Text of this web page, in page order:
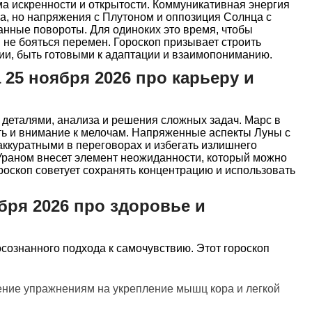
искренности и открытости. Коммуникативная энергия
но напряжения с Плутоном и оппозиция Солнца с
повороты. Для одиноких это время, чтобы
бояться перемен. Гороскоп призывает строить
быть готовыми к адаптации и взаимопониманию.
ноября 2026 про карьеру и
анализа и решения сложных задач. Марс в
и внимание к мелочам. Напряженные аспекты Луны с
в переговорах и избегать излишнего
внесет элемент неожиданности, который можно
советует сохранять концентрацию и использовать
2026 про здоровье и
подхода к самочувствию. Этот гороскоп
упражнениям на укрепление мышц кора и легкой